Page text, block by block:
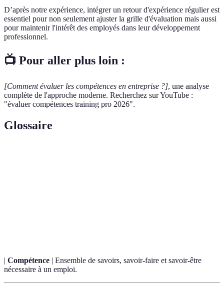
D’après notre expérience, intégrer un retour d'expérience régulier est
essentiel pour non seulement ajuster la grille d'évaluation mais aussi
pour maintenir l'intérêt des employés dans leur développement
professionnel.
📺 Pour aller plus loin :
[Comment évaluer les compétences en entreprise ?], une analyse
complète de l'approche moderne. Recherchez sur YouTube :
"évaluer compétences training pro 2026".
Glossaire
| Compétence | Ensemble de savoirs, savoir-faire et savoir-être
nécessaire à un emploi.